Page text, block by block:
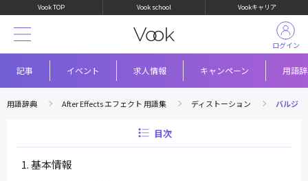
Vook TOP Vook school Vookキャリア
記事 イベント 求人情報 キャンペーン 用語
ログイン
用語辞典 After Effects エフェクト 用語集 ディストーション バルジ
目次
基本情報